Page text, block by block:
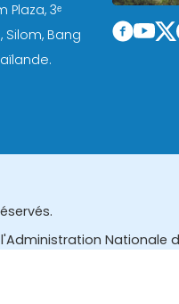
Plaza, 3ᵉ
Bang
l'Administration Nationale